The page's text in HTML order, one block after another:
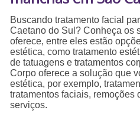
Buscando tratamento facial
Caetano do Sul? Conheça os
oferece, entre eles estão
estética, como tratamento
de tatuagens e tratamentos
Corpo oferece a solução que
estética, por exemplo,
tratamentos faciais, remoções
serviços.